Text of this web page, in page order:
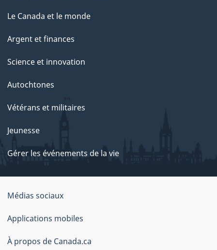
Le Canada et le monde
Argent et finances
Science et innovation
Autochtones
Vétérans et militaires
Jeunesse
Gérer les événements de la vie
Organisation
du
gouvernement
du
Médias sociaux
Applications mobiles
À propos de Canada.ca